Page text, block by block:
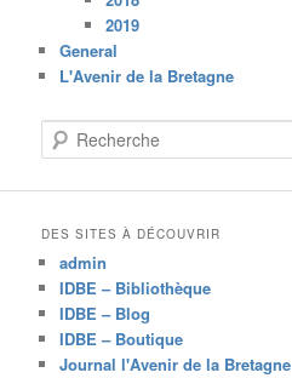
2019
General
L'Avenir de la Bretagne
e
c
h
e
DES SITES À DÉCOUVRIR
admin
IDBE – Bibliothèque
IDBE – Blog
IDBE – Boutique
Journal l'Avenir de la Bretagne